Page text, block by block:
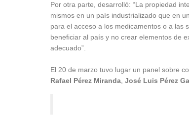
Por otra parte, desarrolló: “La propiedad
mismos en un país industrializado que en
para el acceso a los medicamentos o a las
beneficiar al país y no crear elementos de
adecuado”.
El 20 de marzo tuvo lugar un panel sobre
Rafael Pérez Miranda José Luis Pérez